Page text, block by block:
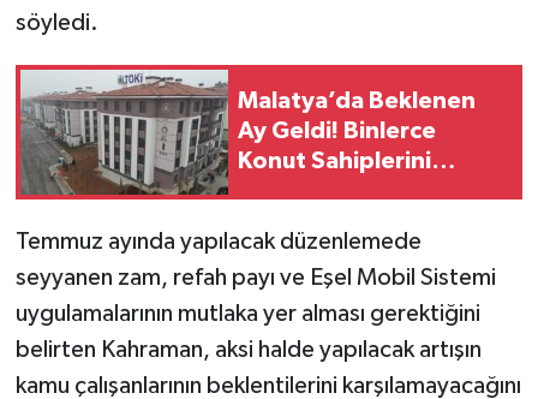
söyledi.
Malatya’da Beklenen
Ay Geldi! Binlerce
Konut Sahiplerini
Temmuz ayında yapılacak düzenlemede
seyyanen zam, refah payı ve Eşel Mobil Sistemi
uygulamalarının mutlaka yer alması gerektiğini
belirten Kahraman, aksi halde yapılacak artışın
kamu çalışanlarının beklentilerini karşılamayacağını